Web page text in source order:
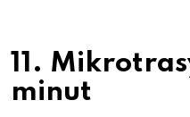
11.
minut